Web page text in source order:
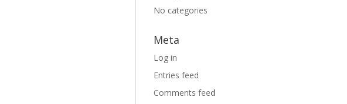
No categories
Meta
Log in
Entries feed
Comments feed